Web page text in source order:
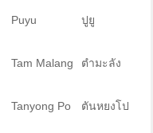
Puyu ปูยู
Tam Malang ตำมะลัง
Tanyong Po ตันหยงโป